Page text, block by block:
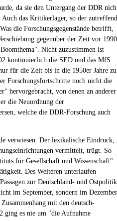
da sie den Untergang der DDR
das Kritikerlager, so der
die Forschungsgegenstände betrifft,
gegenüber der Zeit vor
Nicht zuzustimmen ist
kontinuierlich die SED und das MfS
für die Zeit bis in die 1950er Jahre zu
Forschungsfortschritte noch nicht die
hervorgebracht, von denen an anderer
die Neuordnung der
welche die DDR-Forschung auch
verwiesen. Der lexikalische Eindruck,
vermittelt, trügt. So
für Gesellschaft und Wissenschaft"
Des Weiteren unterlaufen
zur Deutschland- und Ostpolitik
im September, sondern im Dezember
mit den deutsch-
ging es nie um "die Aufnahme